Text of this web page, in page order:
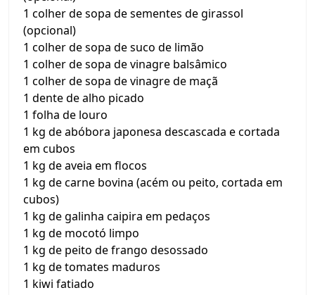
1 colher de sopa de sementes de girassol
(opcional)
1 colher de sopa de suco de limão
1 colher de sopa de vinagre balsâmico
1 colher de sopa de vinagre de maçã
1 dente de alho picado
1 folha de louro
1 kg de abóbora japonesa descascada e cortada
em cubos
1 kg de aveia em flocos
1 kg de carne bovina (acém ou peito, cortada em
cubos)
1 kg de galinha caipira em pedaços
1 kg de mocotó limpo
1 kg de peito de frango desossado
1 kg de tomates maduros
1 kiwi fatiado